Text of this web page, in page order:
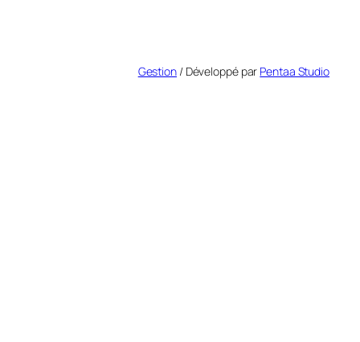
Gestion/ Développé par Pentaa Studio